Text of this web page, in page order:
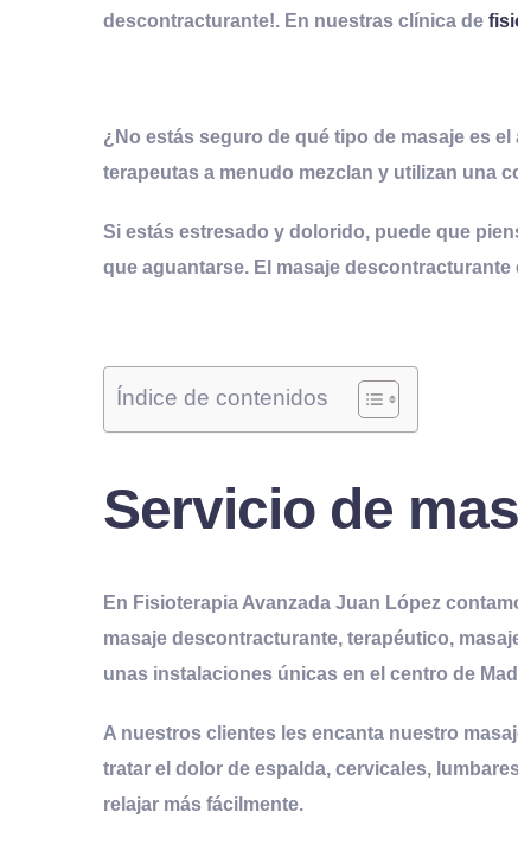
descontracturante!. En nuestras clínica de
¿No estás seguro de qué tipo de masaje es
terapeutas a menudo mezclan y utilizan una
Si estás estresado y dolorido, puede que
que aguantarse. El masaje descontracturante
Índice de contenidos
Servicio de
En Fisioterapia Avanzada Juan López
masaje descontracturante, terapéutico,
unas instalaciones únicas en el centro de
A nuestros clientes les encanta nuestro
tratar el dolor de espalda, cervicales,
relajar más fácilmente.